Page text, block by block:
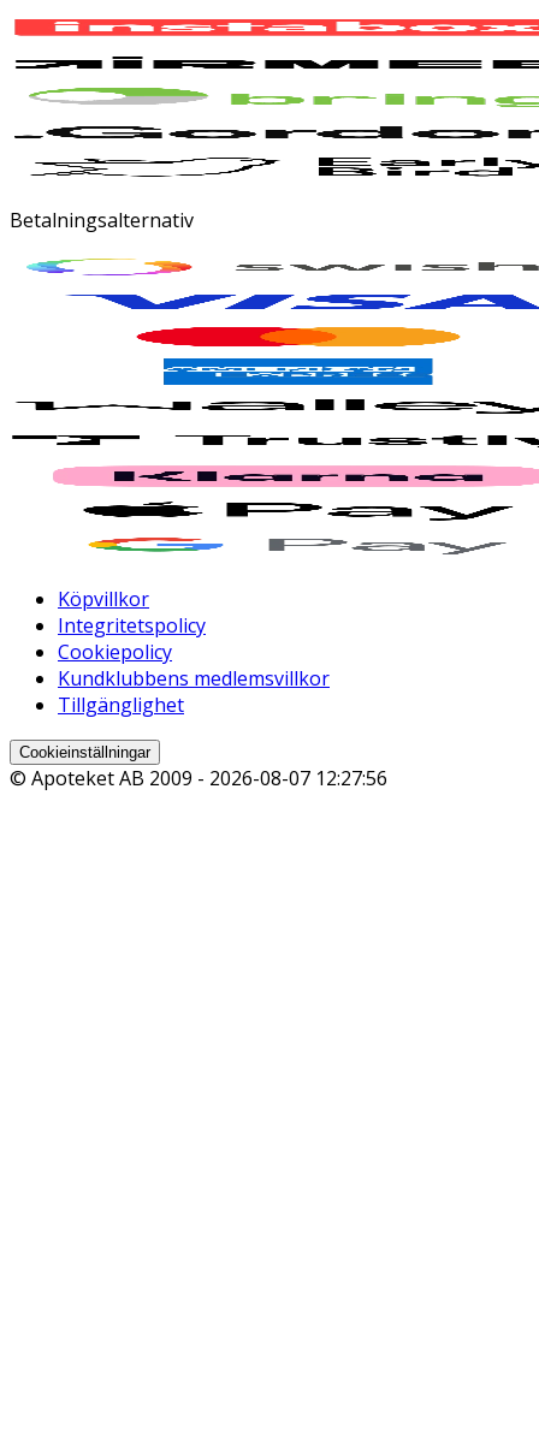
Betalningsalternativ
Köpvillkor
Integritetspolicy
Cookiepolicy
Kundklubbens medlemsvillkor
Tillgänglighet
Cookieinställningar
© Apoteket AB 2009 - 2026-08-07 12:27:56